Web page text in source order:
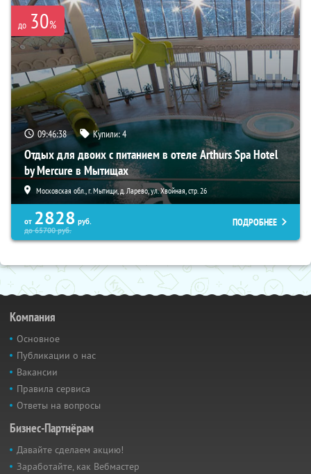
до 30%
09:46:37 Купили:4
Отдых для двоих с питанием в отеле Arthurs Spa Hotel
by Mercure в Мытищах
Московская обл., г. Мытищи, д. Ларево, ул. Хвойная, стр. 26
от 2828 руб.
до65700руб.
ПОДРОБНЕЕ
Компания
Основное
Публикации о нас
Вакансии
Правила сервиса
Ответы на вопросы
Бизнес-Партнёрам
Давайте сделаем акцию!
Заработайте, как Вебмастер